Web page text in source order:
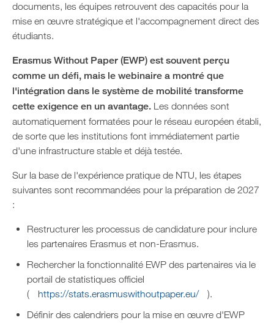
documents, les équipes retrouvent des capacités pour la
mise en œuvre stratégique et l'accompagnement direct des
étudiants.
Erasmus Without Paper (EWP) est souvent perçu
comme un défi, mais le webinaire a montré que
l'intégration dans le système de mobilité transforme
cette exigence en un avantage. Les données sont
automatiquement formatées pour le réseau européen établi,
de sorte que les institutions font immédiatement partie
d'une infrastructure stable et déjà testée.
Sur la base de l'expérience pratique de NTU, les étapes
suivantes sont recommandées pour la préparation de 2027
:
Restructurer les processus de candidature pour inclure
les partenaires Erasmus et non-Erasmus.
Rechercher la fonctionnalité EWP des partenaires via le
portail de statistiques officiel
(
https://stats.erasmuswithoutpaper.eu/
).
Définir des calendriers pour la mise en œuvre d'EWP